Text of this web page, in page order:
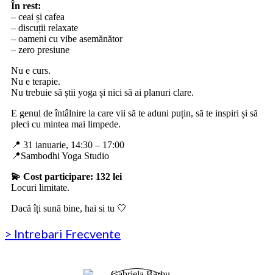
În rest:
– ceai și cafea
– discuții relaxate
– oameni cu vibe asemănător
– zero presiune
Nu e curs.
Nu e terapie.
Nu trebuie să știi yoga și nici să ai planuri clare.
E genul de întâlnire la care vii să te aduni puțin, să te inspiri și să
pleci cu mintea mai limpede.
📍 31 ianuarie, 14:30 – 17:00
📍Sambodhi Yoga Studio
💫 Cost participare: 132 lei
Locuri limitate.
Dacă îți sună bine, hai si tu 🤍
> Intrebari Frecvente